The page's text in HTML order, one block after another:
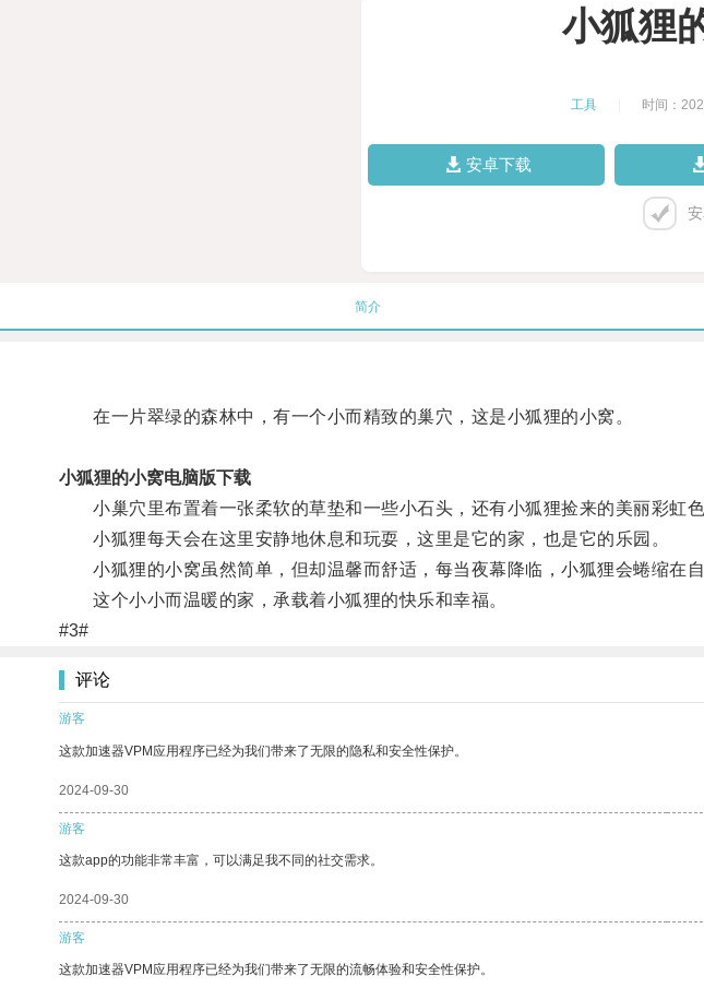
小狐狸
工具 时间：
安卓下载
简介
在一片翠绿的森林中，有一个小而精致的巢穴，这是小狐狸的小窝。
小狐狸的小窝电脑版下载
小巢穴里布置着一张柔软的草垫和一些小石头，还有小狐狸捡来的美丽彩虹色
小狐狸每天会在这里安静地休息和玩耍，这里是它的家，也是它的乐园。
小狐狸的小窝虽然简单，但却温馨而舒适，每当夜幕降临，小狐狸会蜷缩在自
这个小小而温暖的家，承载着小狐狸的快乐和幸福。
#3#
评论
游客
这款加速器VPM应用程序已经为我们带来了无限的隐私和安全性保护。
2024-09-30
游客
这款app的功能非常丰富，可以满足我不同的社交需求。
2024-09-30
游客
这款加速器VPM应用程序已经为我们带来了无限的流畅体验和安全性保护。